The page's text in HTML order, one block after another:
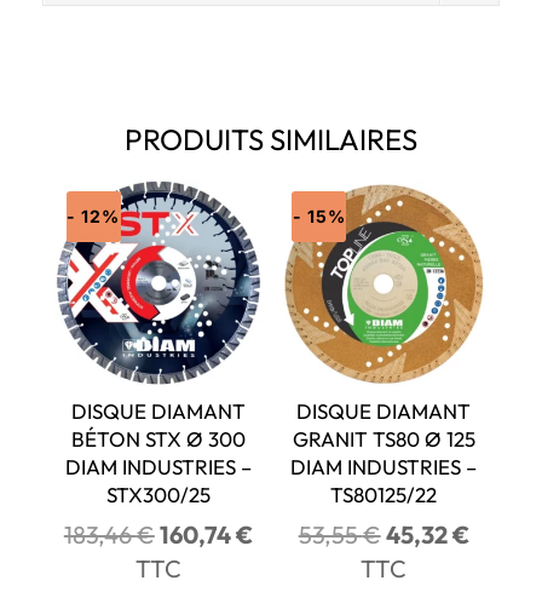
PRODUITS SIMILAIRES
- 12%
DISQUE DIAMANT
BÉTON STX Ø 300
DIAM INDUSTRIES –
STX300/25
183,46€Le
prix
160,74€Le
TTC
- 15%
DISQUE DIAMANT
GRANIT TS80 Ø 125
DIAM INDUSTRIES –
TS80125/22
53,55€Le
prix
45,32€Le
TTC